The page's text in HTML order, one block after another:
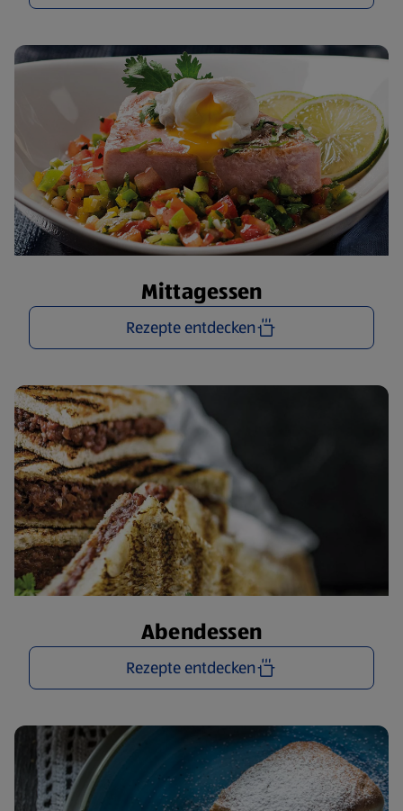
Mittagessen
Rezepte entdecken
Abendessen
Rezepte entdecken